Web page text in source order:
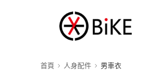
首頁 人身配件 男車衣